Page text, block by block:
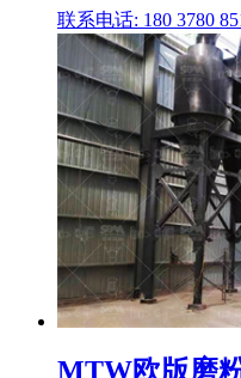
联系电话: 180 3780
MTW欧版磨